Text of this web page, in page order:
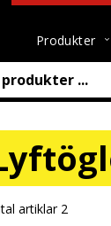
Produkter
artiklar 2